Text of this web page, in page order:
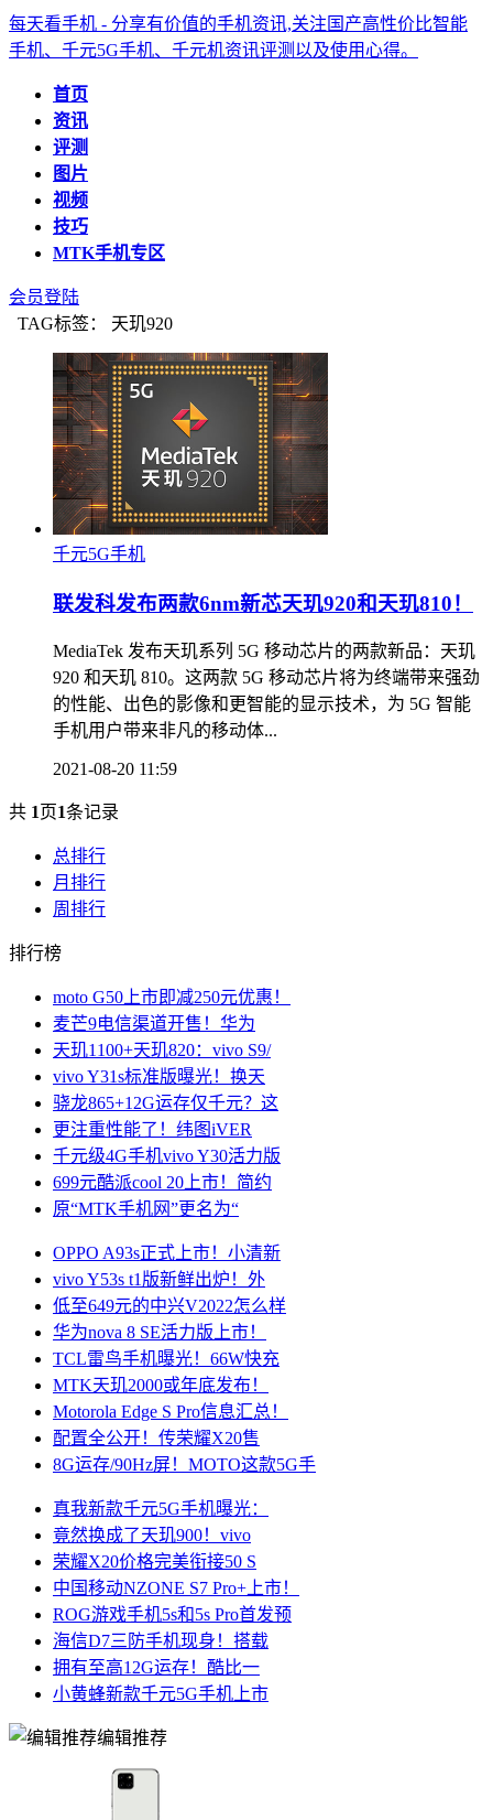
每天看手机 - 分享有价值的手机资讯,关注国产高性价比智能
手机、千元5G手机、千元机资讯评测以及使用心得。
首页
资讯
评测
图片
视频
技巧
MTK手机专区
会员登陆
TAG标签： 天玑920
千元5G手机
联发科发布两款6nm新芯天玑920和天玑810！
MediaTek 发布天玑系列 5G 移动芯片的两款新品：天玑
920 和天玑 810。这两款 5G 移动芯片将为终端带来强劲
的性能、出色的影像和更智能的显示技术，为 5G 智能
手机用户带来非凡的移动体...
2021-08-20 11:59
共 1页1条记录
总排行
月排行
周排行
排行榜
moto G50上市即减250元优惠！
麦芒9电信渠道开售！华为
天玑1100+天玑820：vivo S9/
vivo Y31s标准版曝光！换天
骁龙865+12G运存仅千元？这
更注重性能了！纬图iVER
千元级4G手机vivo Y30活力版
699元酷派cool 20上市！简约
原“MTK手机网”更名为“
OPPO A93s正式上市！小清新
vivo Y53s t1版新鲜出炉！外
低至649元的中兴V2022怎么样
华为nova 8 SE活力版上市！
TCL雷鸟手机曝光！66W快充
MTK天玑2000或年底发布！
Motorola Edge S Pro信息汇总！
配置全公开！传荣耀X20售
8G运存/90Hz屏！MOTO这款5G手
真我新款千元5G手机曝光：
竟然换成了天玑900！vivo
荣耀X20价格完美衔接50 S
中国移动NZONE S7 Pro+上市！
ROG游戏手机5s和5s Pro首发预
海信D7三防手机现身！搭载
拥有至高12G运存！酷比一
小黄蜂新款千元5G手机上市
编辑推荐